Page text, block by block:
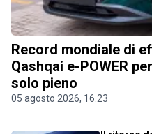
Record mondiale di
Qashqai e-POWER
solo pieno
05 agosto 2026, 16.23